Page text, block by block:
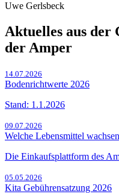
Uwe Gerlsbeck
Aktuelles aus der
der Amper
14.07.2026
Bodenrichtwerte 2026
Stand: 1.1.2026
09.07.2026
Welche Lebensmittel
Die Einkaufsplattform des
05.05.2026
Kita Gebührensatzung 2026